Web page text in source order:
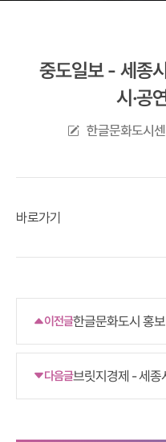
중도일보 - 세종
시·공
한글문화도시
바로가기
이전글한글문화도시 홍보
다음글브릿지경제 - 세종